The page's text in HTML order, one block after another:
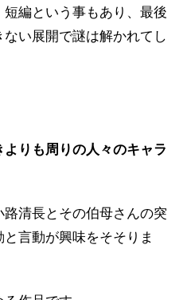
編という事もあり、最後
い展開で謎は解かれてし
りも周りの人々のキャラ
清長とその伯母さんの突
言動が興味をそそりま